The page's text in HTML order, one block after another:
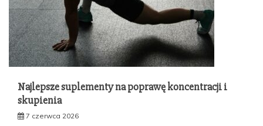
Najlepsze suplementy na poprawę koncentracji i
skupienia
7 czerwca 2026